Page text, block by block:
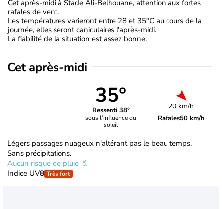
Cet après-midi à Stade Ali-Belhouane, attention aux fortes
rafales de vent.
Les températures varieront entre 28 et 35°C au cours de la
journée, elles seront caniculaires l'après-midi.
La fiabilité de la situation est assez bonne.
Cet après-midi
35°
Ressenti 38°
sous l’influence du
soleil
20 km/h
Rafales50 km/h
Légers passages nuageux n'altérant pas le beau temps.
Sans précipitations.
Aucun risque de pluie
Indice UV8 Très fort